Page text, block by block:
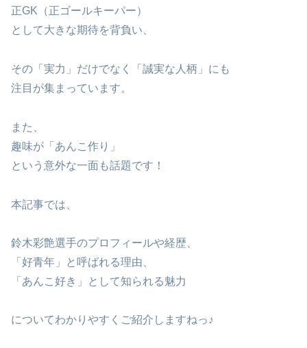
正GK（正ゴールキーパー）
として大きな期待を背負い、
その「実力」だけでなく「誠実な人柄」にも
注目が集まっています。
また、
趣味が「あんこ作り」
という意外な一面も話題です！
本記事では、
鈴木彩艶選手のプロフィールや経歴、
「好青年」と呼ばれる理由、
「あんこ好き」として知られる魅力
についてわかりやすくご紹介しますねっ♪